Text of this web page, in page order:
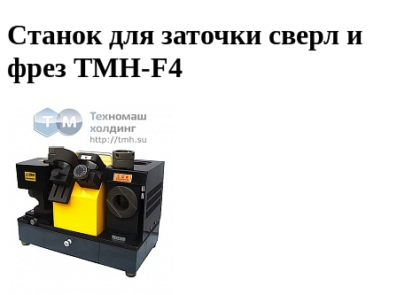
Станок для заточки сверл и
фрез TMH-F4